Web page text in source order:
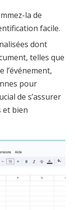
la de
facile.
dont
telles que
l’événement,
pour
de s’assurer
et bien